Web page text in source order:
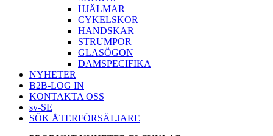
HJÄLMAR
CYKELSKOR
HANDSKAR
STRUMPOR
GLASÖGON
DAMSPECIFIKA
NYHETER
B2B-LOG IN
KONTAKTA OSS
sv-SE
SÖK ÅTERFÖRSÄLJARE